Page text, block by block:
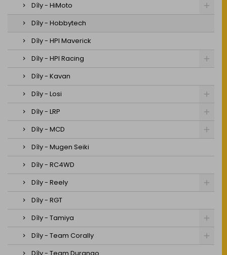
Díly - HiMoto
Díly - Hobbytech
Díly - HPI Maverick
Díly - HPI Racing
Díly - Kavan
Díly - Losi
Díly - LRP
Díly - MCD
Díly - Mugen Seiki
Díly - RC4WD
Díly - Reely
Díly - RGT
Díly - Tamiya
Díly - Team Corally